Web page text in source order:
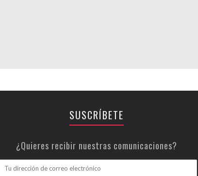
SUSCRÍBETE
¿Quieres recibir nuestras comunicaciones?